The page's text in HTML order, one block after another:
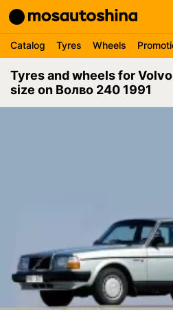
Catalog Tyres Wheels
Tyres and wheels for
size on Волво 240 1991